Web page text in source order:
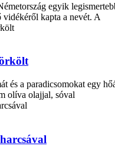
egyik
vidékéről kapta a nevét. A
és a paradicsomokat egy
olíva olajjal, sóval